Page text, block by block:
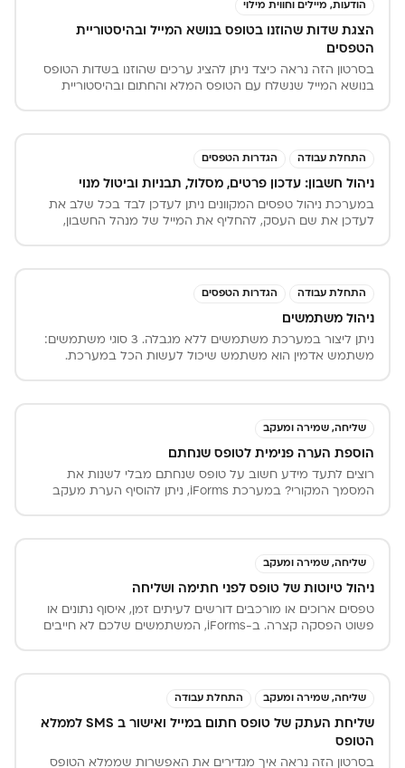
הודעות, מיילים וחווית מילוי
הצגת שדות שהוזנו בטופס בנושא המייל ובהיסטוריית
הטפסים
בסרטון הזה נראה כיצד ניתן להציג ערכים שהוזנו בשדות הטופס
בנושא המייל שנשלח עם הטופס המלא והחתום ובהיסטוריית
התחלת עבודה הגדרות הטפסים
ניהול חשבון: עדכון פרטים, מסלול, תבניות וביטול מנוי
במערכת ניהול טפסים המקוונים ניתן לעדכן לבד בכל שלב את
לעדכן את שם העסק, להחליף את המייל של מנהל החשבון,
הטפסים ביצוא לאקסל. לבעלי מסלול סבב חתימות ניתן להגדיר
הכניסה למערכת ולבטל מנוי.
התחלת עבודה הגדרות הטפסים
ניהול משתמשים
ניתן ליצור במערכת משתמשים ללא מגבלה. 3 סוגי משתמשים:
משתמש אדמין הוא משתמש שיכול לעשות הכל במערכת.
שהוא נכנס למערכת.
שליחה, שמירה ומעקב
הוספת הערה פנימית לטופס שנחתם ​​​​​​​
רוצים לתעד מידע חשוב על טופס שנחתם מבלי לשנות את
המסמך המקורי? במערכת iForms, ניתן להוסיף הערת מעקב
שליחה, שמירה ומעקב
ניהול טיוטות של טופס לפני חתימה ושליחה
טפסים ארוכים או מורכבים דורשים לעיתים זמן, איסוף נתונים או
פשוט הפסקה קצרה. ב-iForms, המשתמשים שלכם לא חייבים
שליחה, שמירה ומעקב התחלת עבודה
שליחת העתק של טופס חתום במייל ואישור ב SMS לממלא
הטופס
בסרטון הזה נראה איך מגדירים את האפשרות שממלא הטופס